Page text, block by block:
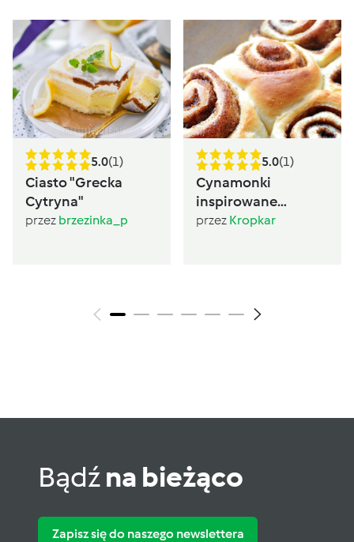
5.0(1)
Ciasto "Grecka
Cytryna"
przez brzezinka_p
5.0(1)
Cynamonki
inspirowane
Sugarlady
przez Kropkar
Bądźna bieżąco
Zapisz się do naszego newslettera